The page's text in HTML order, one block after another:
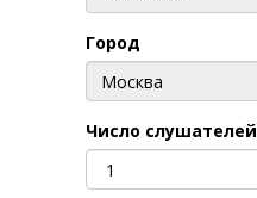
Город
Число слушателей